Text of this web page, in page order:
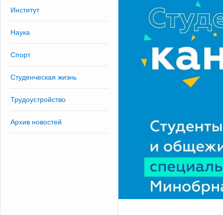
Институт
Наука
Спорт
Студенческая жизнь
Трудоустройство
Архив новостей